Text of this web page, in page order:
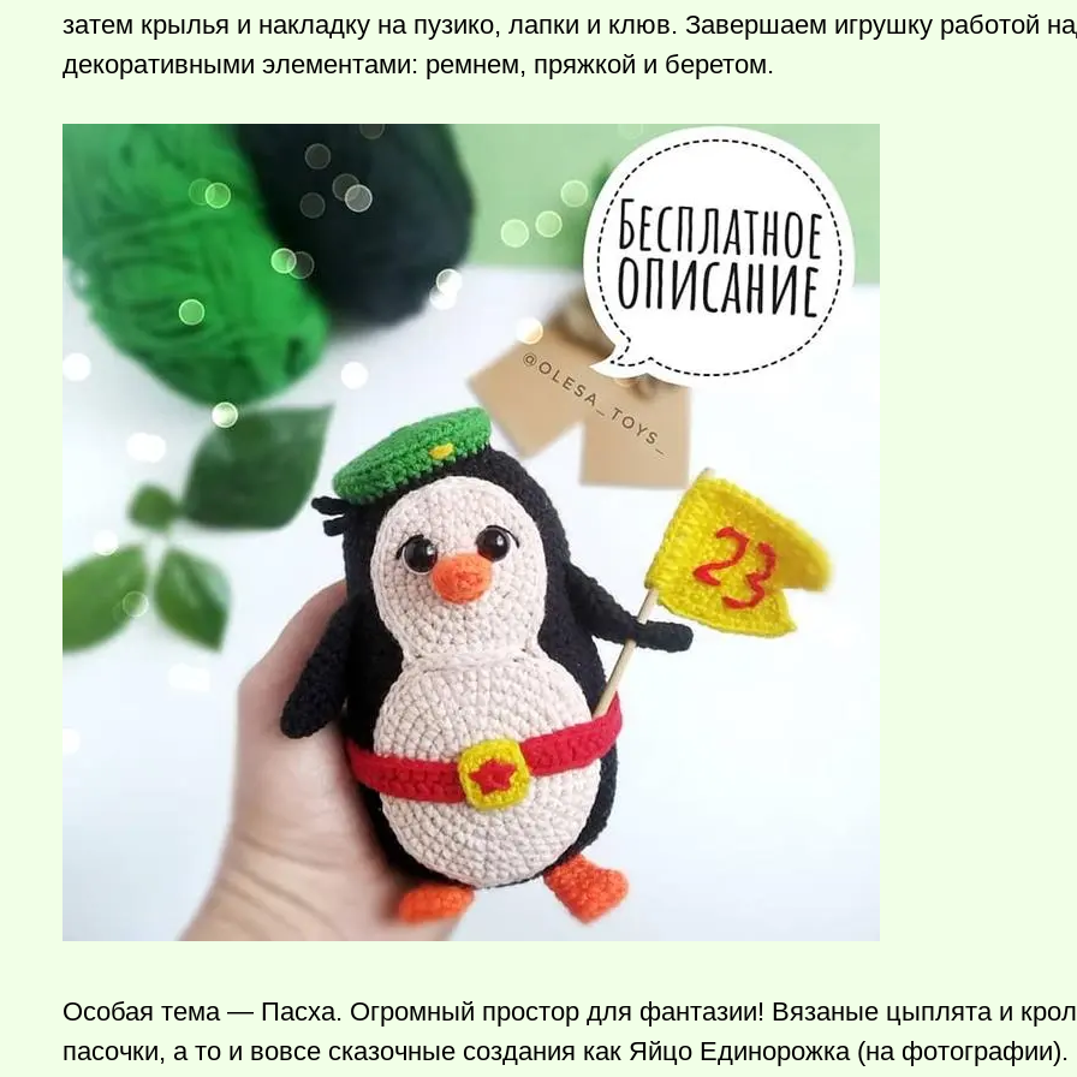
затем крылья и накладку на пузико, лапки и клюв. Завершаем игрушку работой
декоративными элементами: ремнем, пряжкой и беретом.
Особая тема — Пасха. Огромный простор для фантазии! Вязаные цыплята и
пасочки, а то и вовсе сказочные создания как Яйцо Единорожка (на